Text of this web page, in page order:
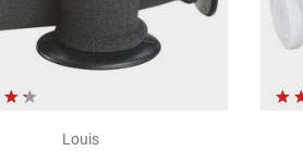
Louis